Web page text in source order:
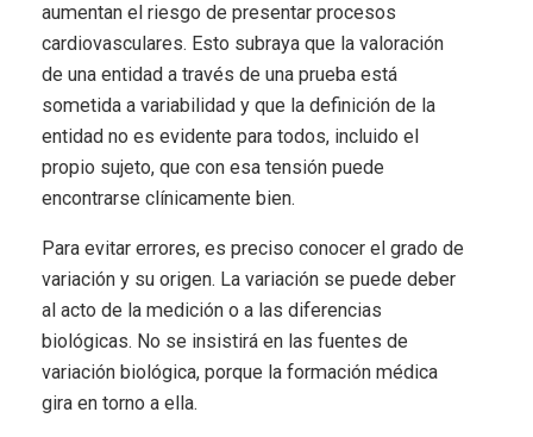
aumentan el riesgo de presentar procesos
cardiovasculares. Esto subraya que la valoración
de una entidad a través de una prueba está
sometida a variabilidad y que la definición de la
entidad no es evidente para todos, incluido el
propio sujeto, que con esa tensión puede
encontrarse clínicamente bien.
Para evitar errores, es preciso conocer el grado de
variación y su origen. La variación se puede deber
al acto de la medición o a las diferencias
biológicas. No se insistirá en las fuentes de
variación biológica, porque la formación médica
gira en torno a ella.